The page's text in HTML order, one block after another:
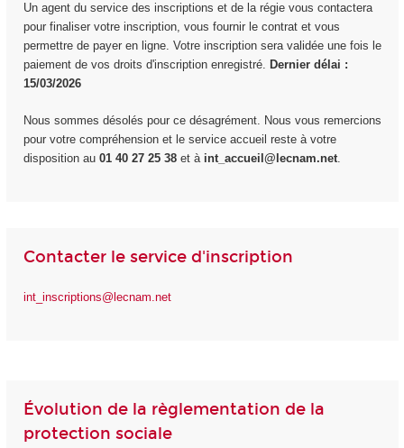
Un agent du service des inscriptions et de la régie vous contactera
pour finaliser votre inscription, vous fournir le contrat et vous
permettre de payer en ligne. Votre inscription sera validée une fois le
paiement de vos droits d'inscription enregistré. Dernier délai :
15/03/2026
Nous sommes désolés pour ce désagrément. Nous vous remercions
pour votre compréhension et le service accueil reste à votre
disposition au 01 40 27 25 38et à int_accueil@lecnam.net.
Contacter le service d'inscription
int_inscriptions@lecnam.net
Évolution de la règlementation de la
protection sociale